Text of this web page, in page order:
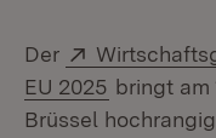
Der Extern:
EU 2025 (Öffnet in
bringt am
Brüssel